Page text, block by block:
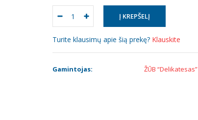
Turite klausimų apie šią prekę? Klauskite
Gamintojas: ŽŪB “Delikatesas”